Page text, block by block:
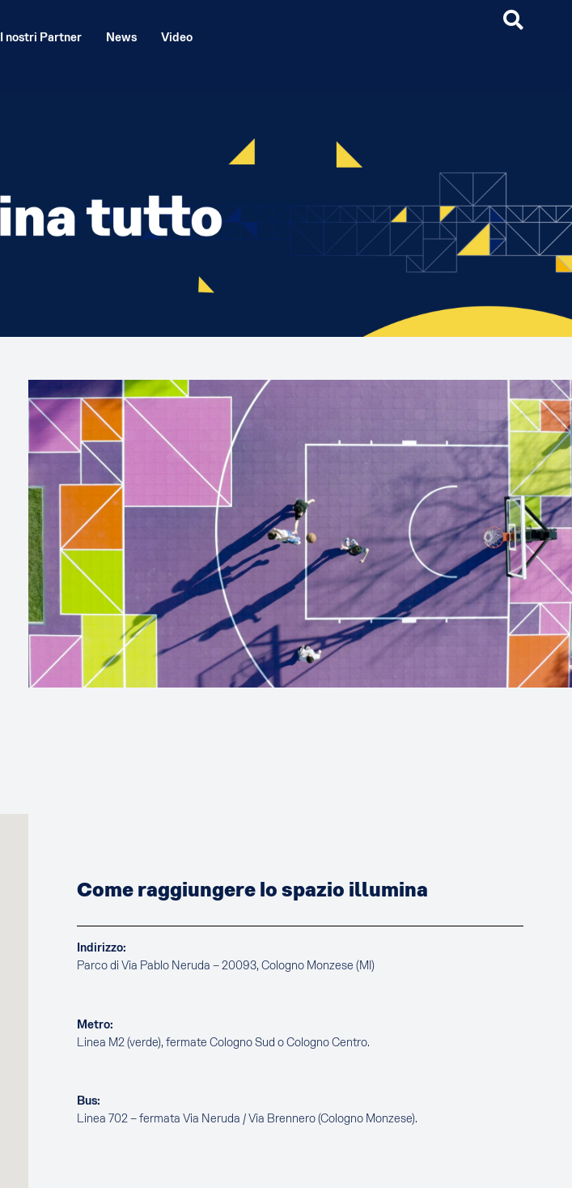
I nostri Partner News Video
Come raggiungere lo spazio illumina
Indirizzo:
Parco di Via Pablo Neruda – 20093, Cologno Monzese (MI)
Metro:
Linea M2 (verde), fermate Cologno Sud o Cologno Centro.
Bus:
Linea 702 – fermata Via Neruda / Via Brennero (Cologno Monzese).